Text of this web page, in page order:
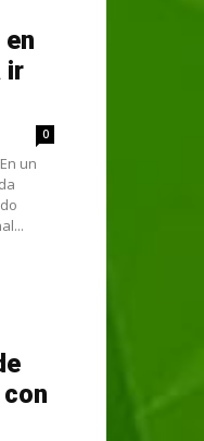
ir
0
un
con